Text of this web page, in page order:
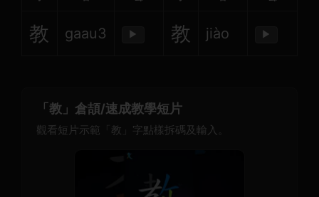
教 gaau3 ▶ 教 jiào ▶
「教」倉頡/速成教學短片
觀看短片示範「教」字點樣拆碼及輸入。